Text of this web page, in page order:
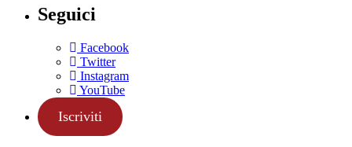
Seguici
Facebook
Twitter
Instagram
YouTube
Iscriviti